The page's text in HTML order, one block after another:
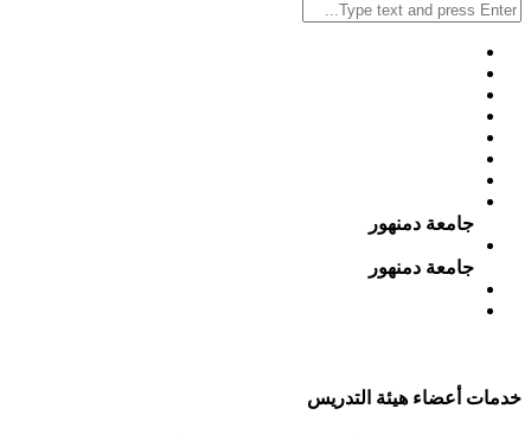
جامعة دمنهور
جامعة دمنهور
خدمات أعضاء هيئة التدريس